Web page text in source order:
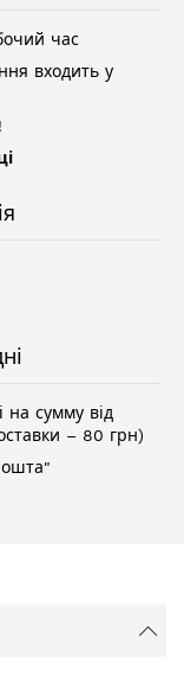
час
входить у
на сумму від
– 80 грн)